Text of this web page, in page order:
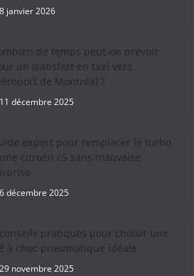
8 janvier 2026
de temps peut-on prévoir
un transfert en taxi vers
de Montréal ?
11 décembre 2025
expert pour remplacer le turbo
citroën c5 sans mauvaise
6 décembre 2025
pratiques pour choisir une
à choc pneumatique idéale
29 novembre 2025